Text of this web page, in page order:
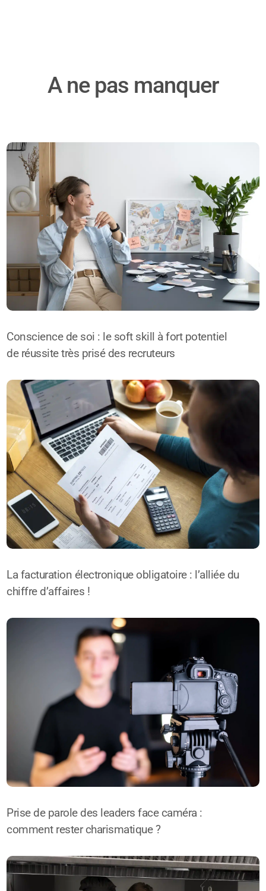
A ne pas manquer
Conscience de soi : le soft skill à fort potentiel
de réussite très prisé des recruteurs
La facturation électronique obligatoire : l’alliée du
chiffre d’affaires !
Prise de parole des leaders face caméra :
comment rester charismatique ?